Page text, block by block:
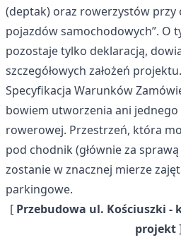
(deptak) oraz rowerzystów
pojazdów samochodowych”. O
pozostaje tylko deklaracją,
szczegółowych założeń projektu.
Specyfikacja Warunków
bowiem utworzenia ani
rowerowej. Przestrzeń, która
pod chodnik (głównie za
zostanie w znacznej mierze
parkingowe.
[ Przebudowa ul. Kościuszki -
projekt]